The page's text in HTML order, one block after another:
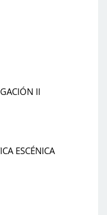
II
ESCÉNICA